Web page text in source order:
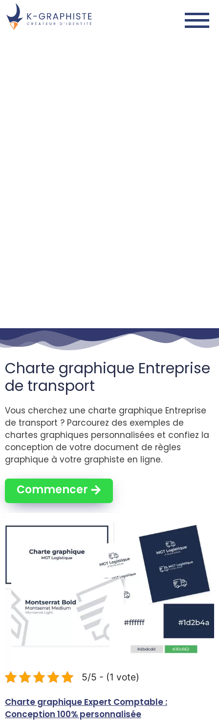
Charte graphique Entreprise
de transport
Vous cherchez une charte graphique Entreprise
de transport ? Parcourez des exemples de
chartes graphiques personnalisées et confiez la
conception de votre document de règles
graphique à votre graphiste en ligne.
Commencer
5/5 - (1 vote)
Charte graphique Expert Comptable :
Conception 100% personnalisée